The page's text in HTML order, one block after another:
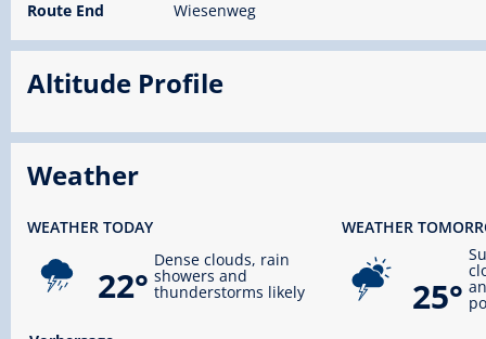
Route End
Wiesenweg
Altitude Profile
Weather
WEATHER TODAY
22°
Dense clouds, rain
showers and
thunderstorms likely
WEATHER
25°